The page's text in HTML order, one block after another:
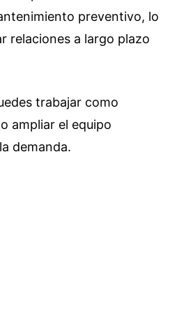
preventivo, lo
relaciones a largo plazo
trabajar como
ampliar el equipo
demanda.